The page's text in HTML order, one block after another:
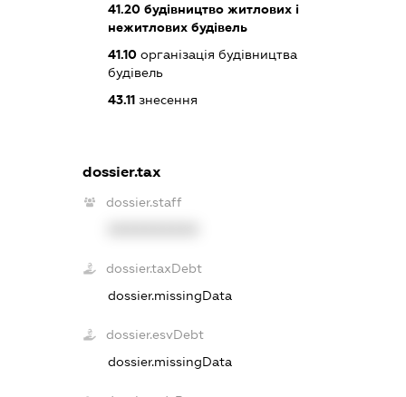
41.20будівництво житлових і
нежитлових будівель
41.10організація будівництва
будівель
43.11знесення
dossier.tax
dossier.staff
dossier.taxDebt
dossier.missingData
dossier.esvDebt
dossier.missingData